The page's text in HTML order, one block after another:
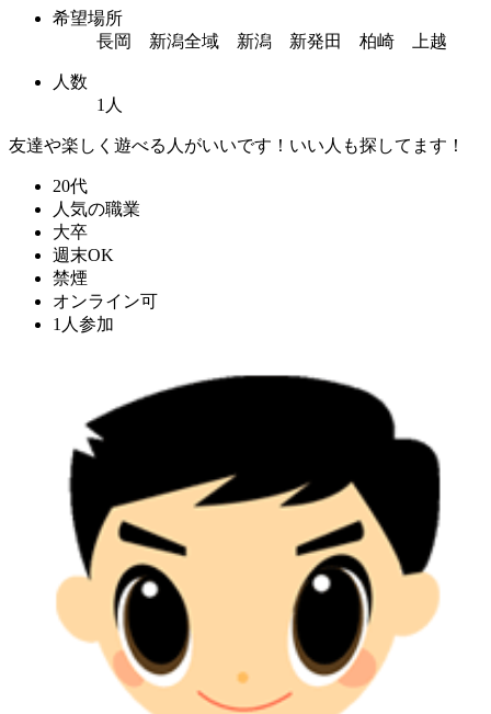
希望場所
長岡 新潟全域 新潟 新発田 柏崎 上越
人数
1人
友達や楽しく遊べる人がいいです！いい人も探してます！
20代
人気の職業
大卒
週末OK
禁煙
オンライン可
1人参加